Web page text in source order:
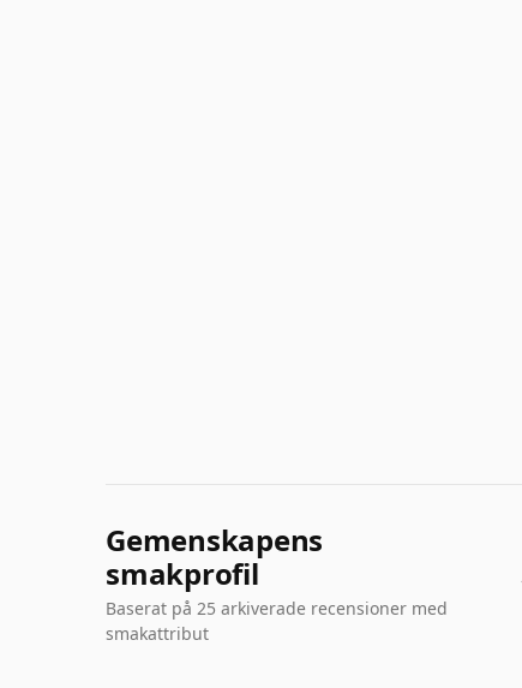
Gemenskapens
smakprofil
Baserat på 25 arkiverade recensioner med
smakattribut